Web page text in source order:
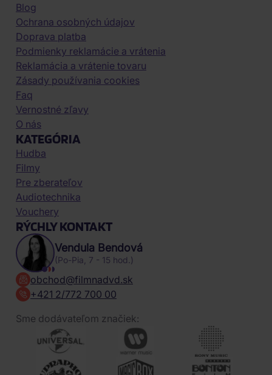
Blog
Ochrana osobných údajov
Doprava platba
Podmienky reklamácie a vrátenia
Reklamácia a vrátenie tovaru
Zásady používania cookies
Faq
Vernostné zľavy
O nás
KATEGÓRIA
Hudba
Filmy
Pre zberateľov
Audiotechnika
Vouchery
RÝCHLY KONTAKT
Vendula Bendová
(Po-Pia, 7 - 15 hod.)
obchod@filmnadvd.sk
+421 2/772 700 00
Sme dodávateľom značiek: